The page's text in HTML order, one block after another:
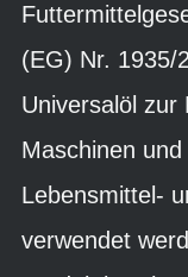
(EG) Nr. 1935/
Universalöl zur
Maschinen
Lebensmittel-
verwendet